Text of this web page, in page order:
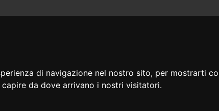
di navigazione nel nostro sito, per mostrarti
da dove arrivano i nostri visitatori.